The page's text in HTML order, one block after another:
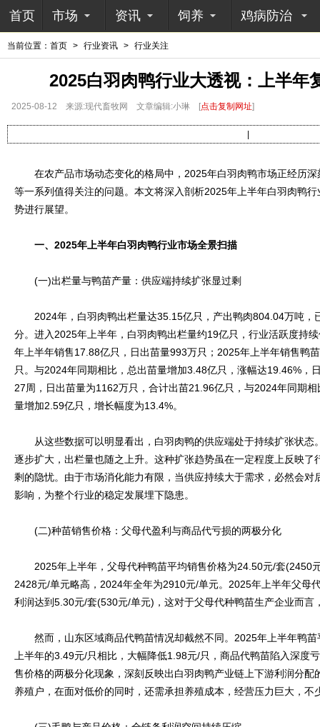
首页 市场 资讯 饲养 鸡病防治
当前位置： 首页 > 行业资讯 > 行业关注
2025白羽肉鸭行业大透视：上半年
2025-08-12 来源:现代畜牧网 文章编辑:小琳 [点击复制网址]
在农产品市场动态变化的格局中，2025年白羽肉鸭市场正经历深
等一系列值得关注的问题。本文将深入剖析2025年上半年白羽肉鸭
势进行展望。
一、2025年上半年白羽肉鸭行业市场全景扫描
(一)出栏量与鸭苗产量：供应端持续扩张显过剩
2024年，白羽肉鸭出栏量达35.15亿只，产出鸭肉804.04万吨，
分。进入2025年上半年，白羽肉鸭出栏量约19亿只，行业活跃度持
年上半年销售17.88亿只，日出苗量993万只；2025年上半年销售鸭
只。与2024年同期相比，总出苗量增加3.48亿只，涨幅达19.46%，
27周，日出苗量为1162万只，合计出苗21.96亿只，与2024年同期
量增加2.59亿只，增长幅度为13.4%。
从这些数据可以明显看出，白羽肉鸭的供应端处于持续扩张状态
逐步扩大，出栏量也随之上升。这种扩张趋势虽在一定程度上反映了
剩的隐忧。由于市场消化能力有限，当供应持续大于需求，必然会对
影响，为整个行业的稳定发展埋下隐患。
(二)种苗销售价格：父母代盈利与商品代亏损的两极分化
2025年上半年，父母代种鸭苗平均销售价格为24.50元/套(2450
2428元/单元略高，2024年全年为2910元/单元。2025年上半年父母
利润达到5.30元/套(530元/单元)，这对于父母代种鸭苗生产企业而言
然而，山东区域商品代鸭苗情况却截然不同。2025年上半年鸭苗
上半年的3.49元/只相比，大幅降低1.98元/只，商品代鸭苗陷入深度
售价格的两极分化现象，深刻反映出白羽肉鸭产业链上下游利润分配
养殖户，在面对低价的同时，还需承担养殖成本，经营压力巨大，不